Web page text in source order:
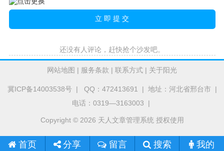
还没有人评论，赶快抢个沙发吧。
网站地图 | 服务条款 | 联系方式 | 关于阳光
冀ICP备14003538号| QQ：472413691 | 地址：河北省邢台市 |
电话：0319—3163003 |
Copyright © 2026 天人文章管理系统 授权使用
首页 分享 留言 搜索 我的